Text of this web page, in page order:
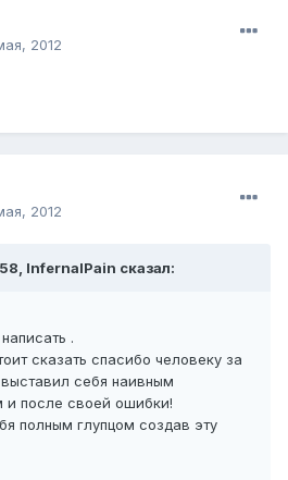
2012
2012
InfernalPain сказал:
.
сказать спасибо человеку за
себя наивным
после своей ошибки!
полным глупцом создав эту